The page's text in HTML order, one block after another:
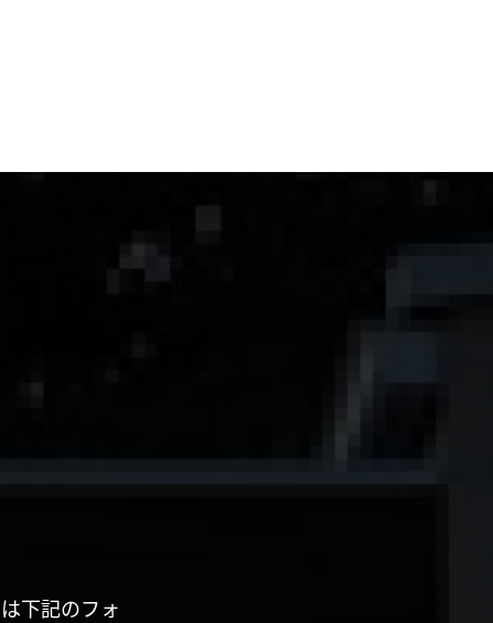
下記のフォ